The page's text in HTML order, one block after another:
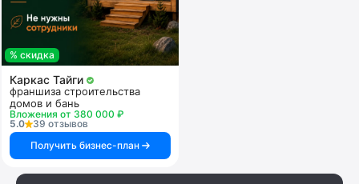
% скидка
Каркас Тайги
франшиза строительства
домов и бань
Вложения от 380 000 ₽
5.0
39 отзывов
Получить бизнес-план